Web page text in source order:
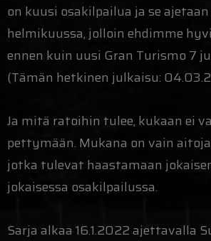
on kuusi osakilpailua ja se
helmikuussa, jolloin ehdimme
ennen kuin uusi Gran Turismo 7
(Tämän hetkinen julkaisu:
Ja mitä ratoihin tulee, kukaan ei
pettymään. Mukana on vain
jotka tulevat haastamaan
jokaisessa osakilpailussa.
Sarja alkaa 16.1.2022 ajettavalla